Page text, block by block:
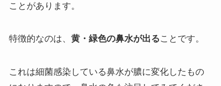
ことがあります。
特徴的なのは、 黄・緑色の鼻水が出ることです。
これは細菌感染している鼻水が膿に変化したもの